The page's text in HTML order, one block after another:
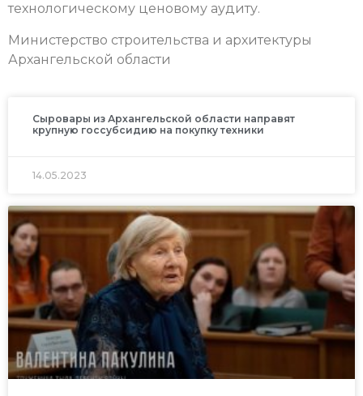
технологическому ценовому аудиту.
Министерство строительства и архитектуры
Архангельской области
Сыровары из Архангельской области направят
крупную госсубсидию на покупку техники
14.05.2023